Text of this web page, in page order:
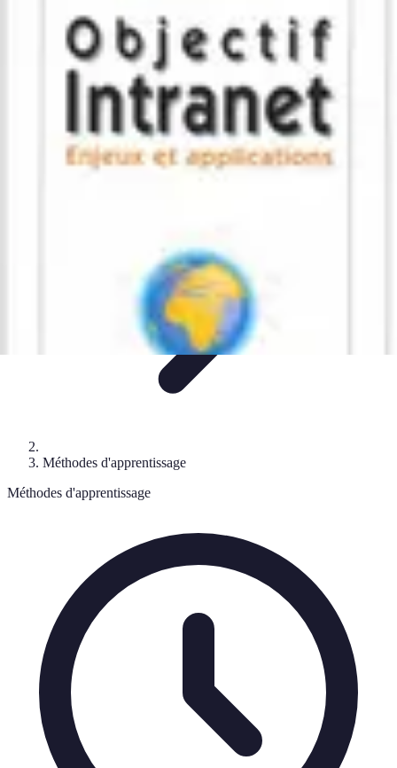
Apprendre Rubik Cube
Astuces et conseils
ApprentissageTechniques
d'apprentissageMéthodes d'apprentissageTechniques
Apprendre Rubik Cube
Méthodes d'apprentissage
Méthodes d'apprentissage